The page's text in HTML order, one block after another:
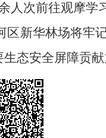
人次前往观摩学
新华林场将牢
态安全屏障贡献